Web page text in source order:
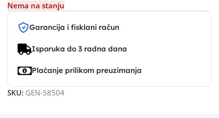
Nema na stanju
Garancija i fisklani račun
Isporuka do 3 radna dana
Plaćanje prilikom preuzimanja
SKU: GEN-58504